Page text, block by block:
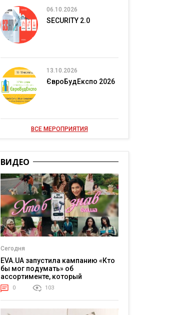
06.10.2026
SECURITY 2.0
13.10.2026
ЄвроБудЕкспо 2026
ВСЕ МЕРОПРИЯТИЯ
ВИДЕО
Сегодня
EVA.UA запустила кампанию «Кто
бы мог подумать» об
ассортименте, который
покупатели не ожидают увидеть
на платформе
0 103